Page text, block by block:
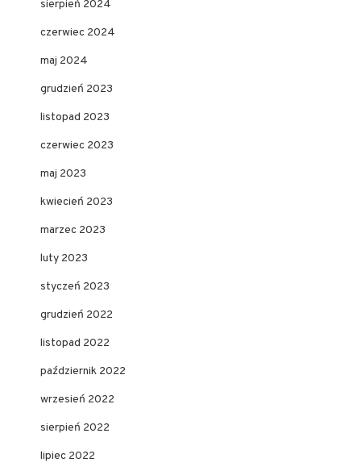
sierpień 2024
czerwiec 2024
maj 2024
grudzień 2023
listopad 2023
czerwiec 2023
maj 2023
kwiecień 2023
marzec 2023
luty 2023
styczeń 2023
grudzień 2022
listopad 2022
październik 2022
wrzesień 2022
sierpień 2022
lipiec 2022